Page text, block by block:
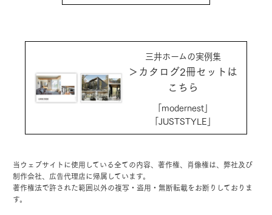
三井ホームの実例集
＞カタログ2冊セットは
こちら
「modernest」
「JUSTSTYLE」
当ウェブサイトに使用している全ての内容、著作権、肖像権は、弊社及び
制作会社、広告代理店に帰属しています。
著作権法で許された範囲以外の複写・盗用・無断転載をお断りしておりま
す。